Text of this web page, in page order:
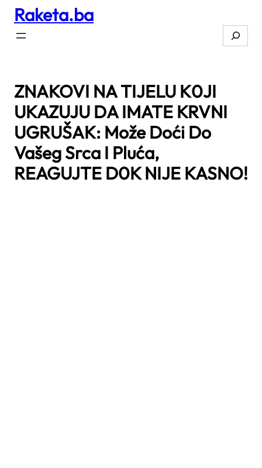
Skip
content
Raketa.ba
Search
ZNAKOVI NA TIJELU K0JI
UKAZUJU DA IMATE KRVNI
UGRUŠAK: Može Doći Do
Vašeg Srca I Pluća,
REAGUJTE D0K NIJE KASNO!